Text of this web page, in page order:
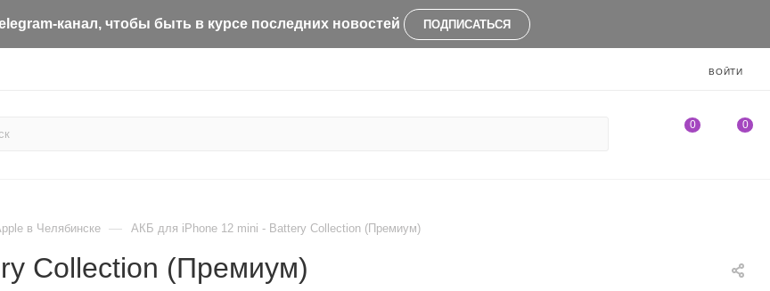
канал, чтобы быть в курсе последних новостей ПОДПИСАТЬСЯ
ВОЙТИ
0 0
в Челябинске — АКБ для iPhone 12 mini - Battery Collection (Премиум)
Collection (Премиум)